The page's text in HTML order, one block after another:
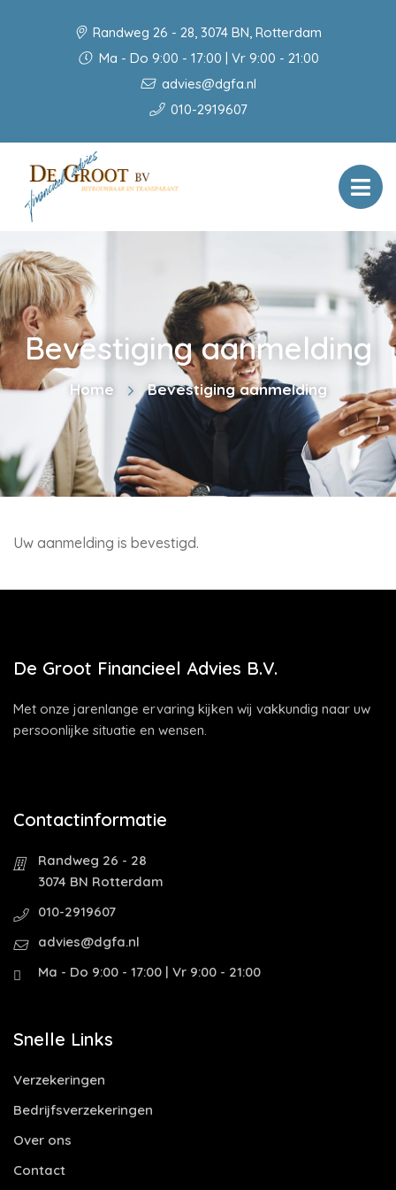
Randweg 26 - 28, 3074 BN, Rotterdam
Ma - Do 9:00 - 17:00 | Vr 9:00 - 21:00
advies@dgfa.nl
010-2919607
Bevestiging aanmelding
Home Bevestiging aanmelding
Uw aanmelding is bevestigd.
De Groot Financieel Advies B.V.
Met onze jarenlange ervaring kijken wij vakkundig naar uw
persoonlijke situatie en wensen.
Contactinformatie
Randweg 26 - 28
3074 BN Rotterdam
010-2919607
advies@dgfa.nl
Ma - Do 9:00 - 17:00 | Vr 9:00 - 21:00
Snelle Links
Verzekeringen
Bedrijfsverzekeringen
Over ons
Contact